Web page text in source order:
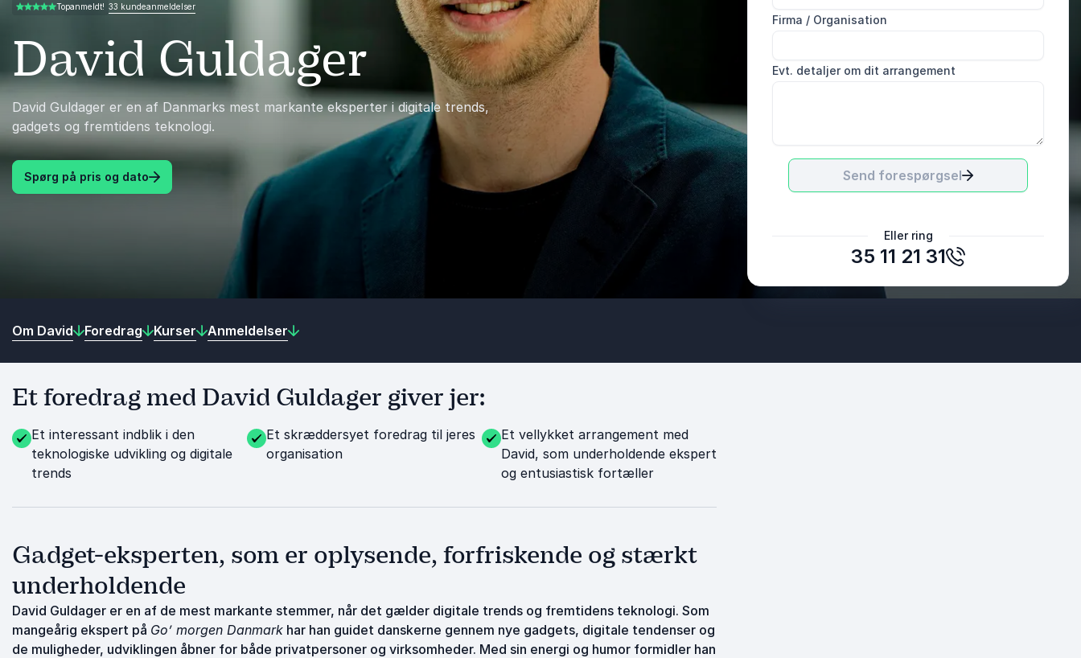
David Guldager
David Guldager er en af Danmarks mest markante eksperter i digitale trends,
gadgets og fremtidens teknologi.
Spørg på pris og dato
4.76 ud af 5Topanmeldt! 33 kundeanmeldelser
Firma / Organisation
Evt. detaljer om dit arrangement
Send forespørgsel
Eller ring
35 11 21 31
Danløn / Paycehx Europe
Om David Foredrag Kurser Anmeldelser
Et foredrag med David Guldager giver jer:
Et interessant indblik i den
teknologiske udvikling og digitale
trends
Et skræddersyet foredrag til jeres
organisation
Et vellykket arrangement med
David, som underholdende ekspert
og entusiastisk fortæller
Gadget-eksperten, som er oplysende, forfriskende og stærkt
underholdende
David Guldager er en af de mest markante stemmer, når det gælder digitale trends og fremtidens teknologi. Som
mangeårig ekspert på Go’ morgen Danmark har han guidet danskerne gennem nye gadgets, digitale tendenser og
de muligheder, udviklingen åbner for både privatpersoner og virksomheder. Med sin energi og humor formidler han